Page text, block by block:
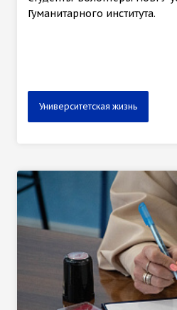
Гуманитарного института.
Университетская жизнь